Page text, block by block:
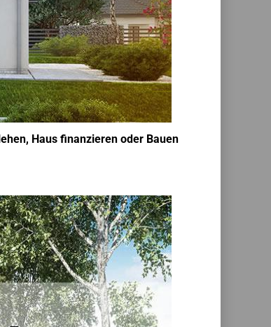
Haus finanzieren oder Bauen